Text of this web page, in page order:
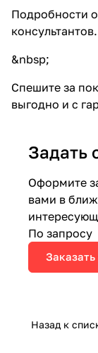
Подробности
консультантов.
&nbsp;
Спешите за
выгодно и с
Задать
Оформите
вами в
По запросу
Заказать
Назад к